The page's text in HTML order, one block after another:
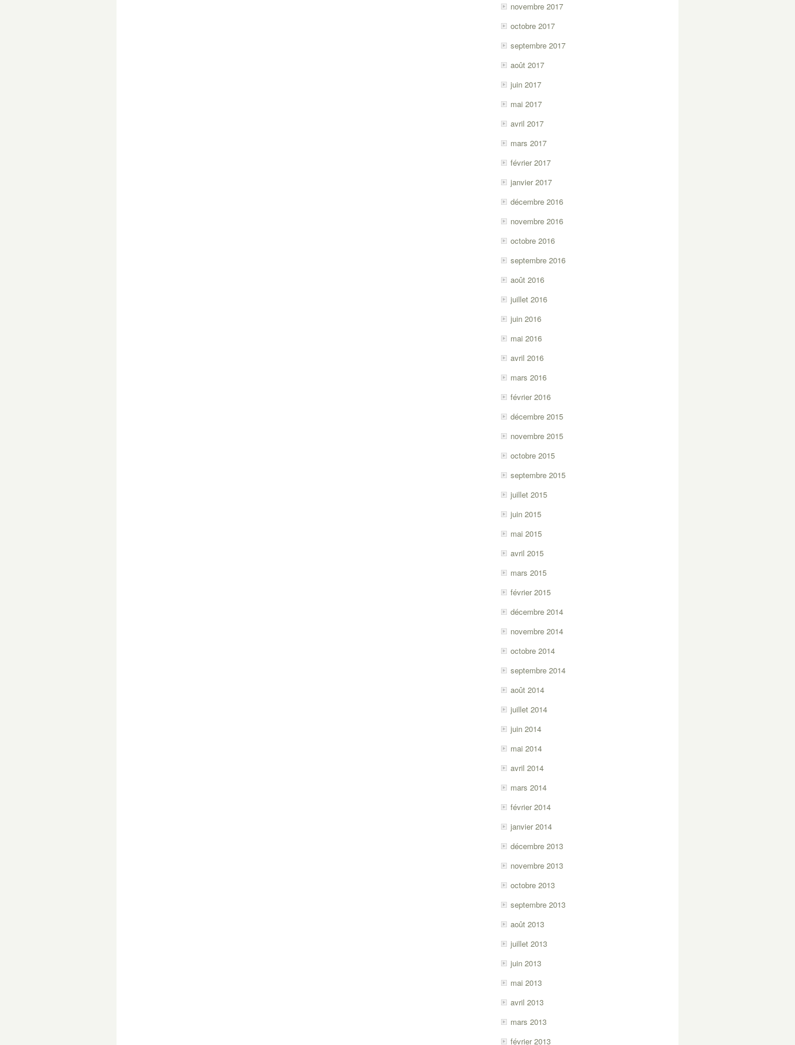
novembre 2017
octobre 2017
septembre 2017
août 2017
juin 2017
mai 2017
avril 2017
mars 2017
février 2017
janvier 2017
décembre 2016
novembre 2016
octobre 2016
septembre 2016
août 2016
juillet 2016
juin 2016
mai 2016
avril 2016
mars 2016
février 2016
décembre 2015
novembre 2015
octobre 2015
septembre 2015
juillet 2015
juin 2015
mai 2015
avril 2015
mars 2015
février 2015
décembre 2014
novembre 2014
octobre 2014
septembre 2014
août 2014
juillet 2014
juin 2014
mai 2014
avril 2014
mars 2014
février 2014
janvier 2014
décembre 2013
novembre 2013
octobre 2013
septembre 2013
août 2013
juillet 2013
juin 2013
mai 2013
avril 2013
mars 2013
février 2013